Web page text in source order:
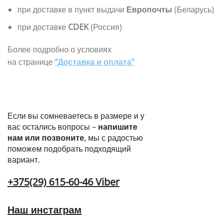
при доставке в пункт выдачи Европочты (Беларусь)
при доставке CDEK(Россия)
Более подробно о условиях
на странице “Доставка и оплата”
Если вы сомневаетесь в размере и у
вас остались вопросы – напишите
нам или позвоните, мы с радостью
поможем подобрать подходящий
вариант.
+375(29) 615-60-46 Viber
Наш инстаграм